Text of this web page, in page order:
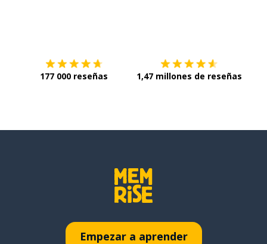
177 000 reseñas 1,47 millones de reseñas
Empezar a aprender